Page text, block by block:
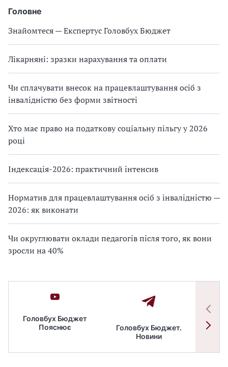
Головне
Знайомтеся — Експертус Головбух Бюджет
Лікарняні: зразки нарахування та оплати
Чи сплачувати внесок на працевлаштування осіб з
інвалідністю без форми звітності
Хто має право на податкову соціальну пільгу у 2026
році
Індексація-2026: практичний інтенсив
Норматив для працевлаштування осіб з інвалідністю —
2026: як виконати
Чи округлювати оклади педагогів після того, як вони
зросли на 40%
Головбух Бюджет
Пояснює
Головбух Бюджет.
Новини